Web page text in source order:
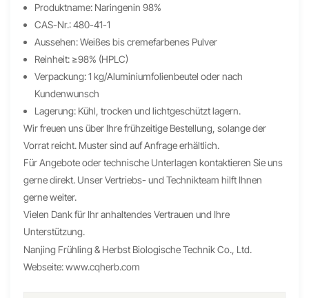
Produktname: Naringenin 98%
CAS-Nr.: 480-41-1
Aussehen: Weißes bis cremefarbenes Pulver
Reinheit: ≥98% (HPLC)
Verpackung: 1 kg/Aluminiumfolienbeutel oder nach
Kundenwunsch
Lagerung: Kühl, trocken und lichtgeschützt lagern.
Wir freuen uns über Ihre frühzeitige Bestellung, solange der
Vorrat reicht. Muster sind auf Anfrage erhältlich.
Für Angebote oder technische Unterlagen kontaktieren Sie uns
gerne direkt. Unser Vertriebs- und Technikteam hilft Ihnen
gerne weiter.
Vielen Dank für Ihr anhaltendes Vertrauen und Ihre
Unterstützung.
Nanjing Frühling & Herbst Biologische Technik Co., Ltd.
Webseite:www.cqherb.com